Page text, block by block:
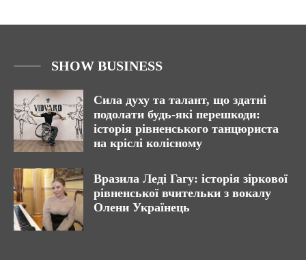
SHOW BUSINESS
Сила духу та талант, що здатні
подолати будь-які перешкоди:
історія рівненського танцюриста
на кріслі колісному
Вразила Леді Гагу: історія зіркової
рівненської вчительки з вокалу
Олени Українець